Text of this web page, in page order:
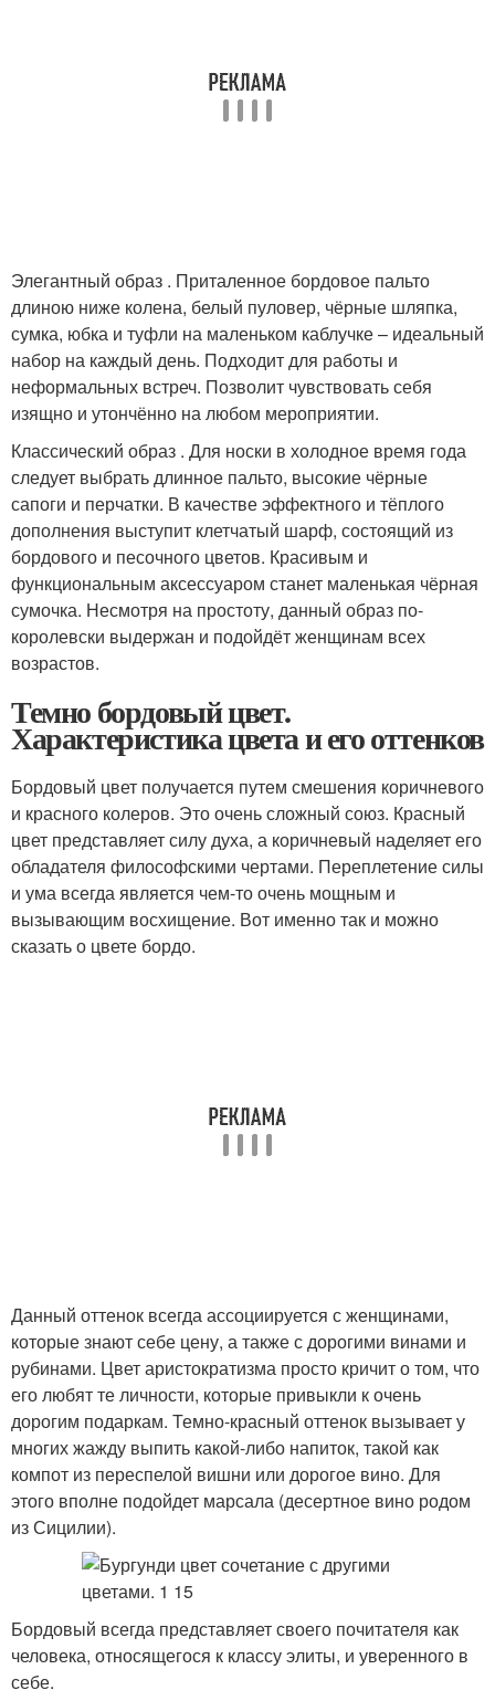
Элегантный образ . Приталенное бордовое пальто
длиною ниже колена, белый пуловер, чёрные шляпка,
сумка, юбка и туфли на маленьком каблучке – идеальный
набор на каждый день. Подходит для работы и
неформальных встреч. Позволит чувствовать себя
изящно и утончённо на любом мероприятии.
Классический образ . Для носки в холодное время года
следует выбрать длинное пальто, высокие чёрные
сапоги и перчатки. В качестве эффектного и тёплого
дополнения выступит клетчатый шарф, состоящий из
бордового и песочного цветов. Красивым и
функциональным аксессуаром станет маленькая чёрная
сумочка. Несмотря на простоту, данный образ по-
королевски выдержан и подойдёт женщинам всех
возрастов.
Темно бордовый цвет.
Характеристика цвета и его оттенков
Бордовый цвет получается путем смешения коричневого
и красного колеров. Это очень сложный союз. Красный
цвет представляет силу духа, а коричневый наделяет его
обладателя философскими чертами. Переплетение силы
и ума всегда является чем-то очень мощным и
вызывающим восхищение. Вот именно так и можно
сказать о цвете бордо.
Данный оттенок всегда ассоциируется с женщинами,
которые знают себе цену, а также с дорогими винами и
рубинами. Цвет аристократизма просто кричит о том, что
его любят те личности, которые привыкли к очень
дорогим подаркам. Темно-красный оттенок вызывает у
многих жажду выпить какой-либо напиток, такой как
компот из переспелой вишни или дорогое вино. Для
этого вполне подойдет марсала (десертное вино родом
из Сицилии).
Бордовый всегда представляет своего почитателя как
человека, относящегося к классу элиты, и уверенного в
себе.